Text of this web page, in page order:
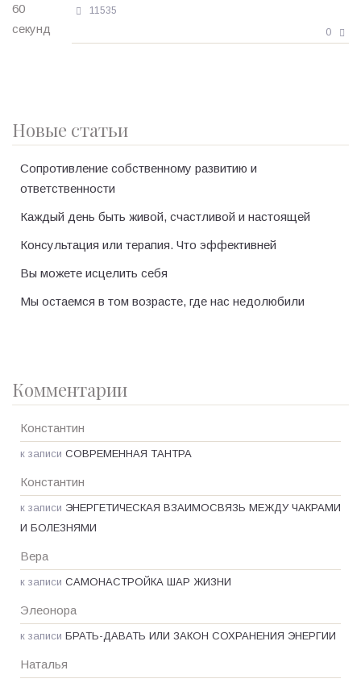
11535
0
Новые статьи
Сопротивление собственному развитию и
ответственности
Каждый день быть живой, счастливой и настоящей
Консультация или терапия. Что эффективней
Вы можете исцелить себя
Мы остаемся в том возрасте, где нас недолюбили
Комментарии
Константин
к записи СОВРЕМЕННАЯ ТАНТРА
Константин
к записи ЭНЕРГЕТИЧЕСКАЯ ВЗАИМОСВЯЗЬ МЕЖДУ ЧАКРАМИ
И БОЛЕЗНЯМИ
Вера
к записи САМОНАСТРОЙКА ШАР ЖИЗНИ
Элеонора
к записи БРАТЬ-ДАВАТЬ ИЛИ ЗАКОН СОХРАНЕНИЯ ЭНЕРГИИ
Наталья